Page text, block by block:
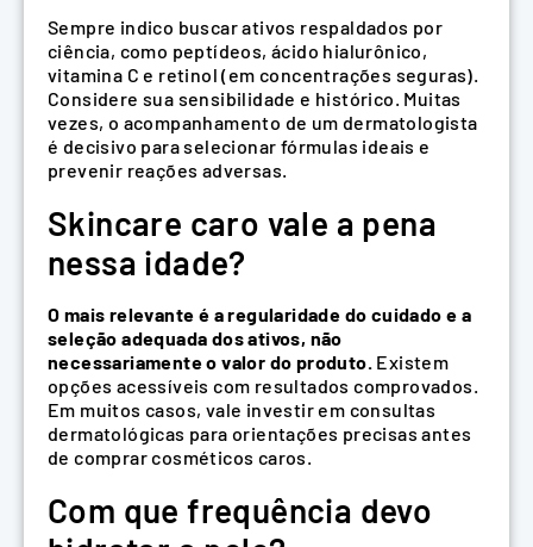
Sempre indico buscar ativos respaldados por
ciência, como peptídeos, ácido hialurônico,
vitamina C e retinol (em concentrações seguras).
Considere sua sensibilidade e histórico. Muitas
vezes, o acompanhamento de um dermatologista
é decisivo para selecionar fórmulas ideais e
prevenir reações adversas.
Skincare caro vale a pena
nessa idade?
O mais relevante é a regularidade do cuidado e a
seleção adequada dos ativos, não
necessariamente o valor do produto. Existem
opções acessíveis com resultados comprovados.
Em muitos casos, vale investir em consultas
dermatológicas para orientações precisas antes
de comprar cosméticos caros.
Com que frequência devo